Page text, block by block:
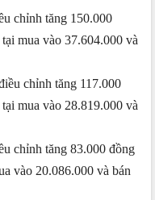
chỉnh tăng 150.000
mua vào 37.604.000 và
chỉnh tăng 117.000
mua vào 28.819.000 và
chỉnh tăng 83.000 đồng
vào 20.086.000 và bán